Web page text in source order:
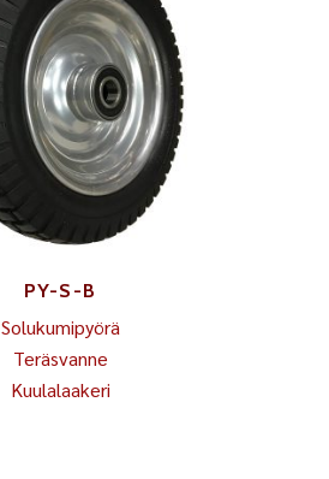
PY-S-B
Solukumipyörä
Teräsvanne
Kuulalaakeri